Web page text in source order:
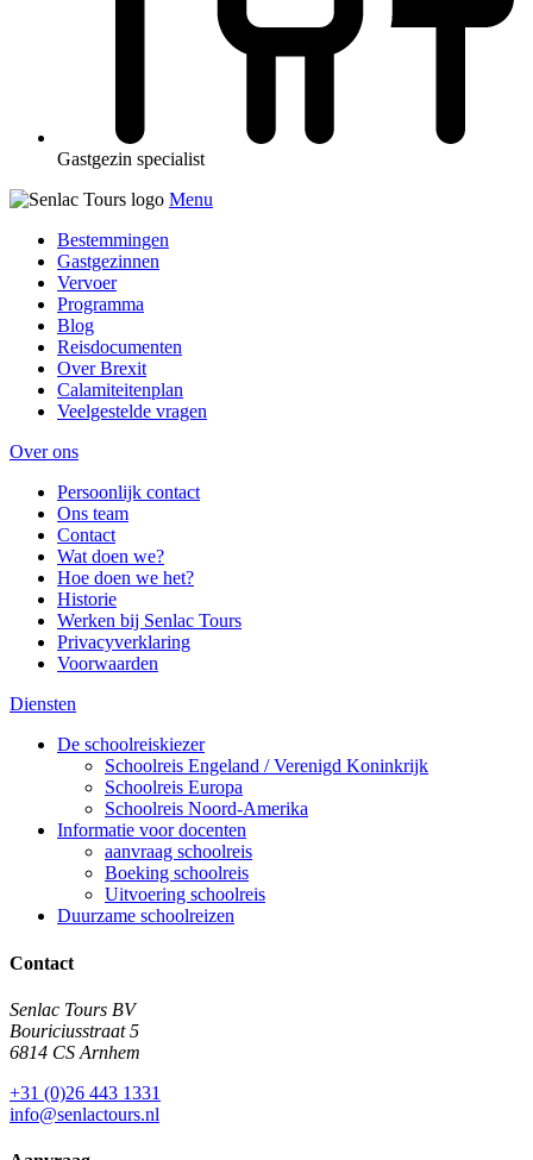
Gastgezin specialist
Menu
Bestemmingen
Gastgezinnen
Vervoer
Programma
Blog
Reisdocumenten
Over Brexit
Calamiteitenplan
Veelgestelde vragen
Over ons
Persoonlijk contact
Ons team
Contact
Wat doen we?
Hoe doen we het?
Historie
Werken bij Senlac Tours
Privacyverklaring
Voorwaarden
Diensten
De schoolreiskiezer
Schoolreis Engeland / Verenigd Koninkrijk
Schoolreis Europa
Schoolreis Noord-Amerika
Informatie voor docenten
aanvraag schoolreis
Boeking schoolreis
Uitvoering schoolreis
Duurzame schoolreizen
Contact
Senlac Tours BV
Bouriciusstraat 5
6814 CS Arnhem
+31 (0)26 443 1331
info@senlactours.nl